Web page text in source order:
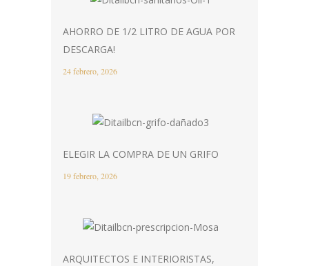
AHORRO DE 1/2 LITRO DE AGUA POR
DESCARGA!
24 febrero, 2026
ELEGIR LA COMPRA DE UN GRIFO
19 febrero, 2026
ARQUITECTOS E INTERIORISTAS,